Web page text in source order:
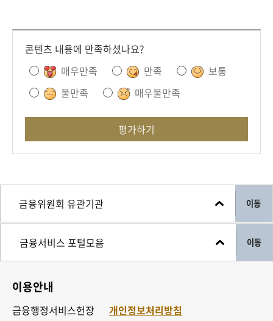
콘텐츠 내용에 만족하셨나요?
매우만족
만족
보통
불만족
매우불만족
평가하기
이동
이동
이용안내
금융행정서비스헌장
개인정보처리방침